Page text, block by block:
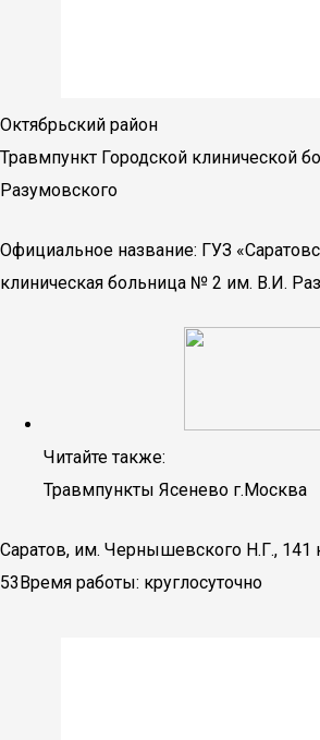
Октябрьский район
Травмпункт Городской клинической
Разумовского
Официальное название: ГУЗ
клиническая больница № 2 им. В.И.
Читайте также:
Травмпункты Ясенево г.Москва
Саратов, им. Чернышевского Н.Г., 141
53Время работы: круглосуточно